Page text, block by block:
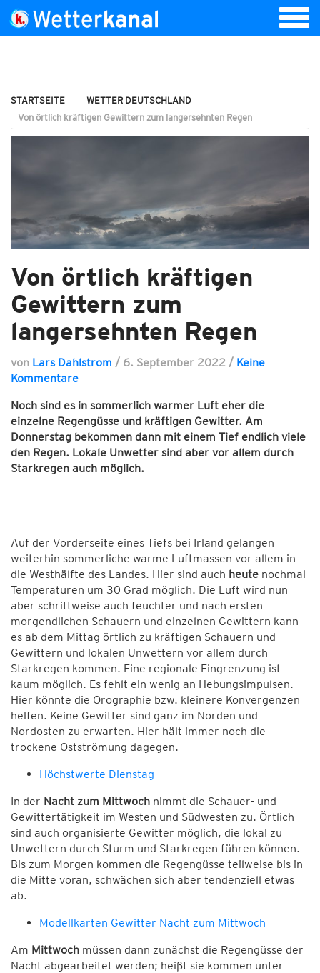
STARTSEITE
WETTER DEUTSCHLAND
Von örtlich kräftigen Gewittern zum langersehnten Regen
Von örtlich kräftigen
Gewittern zum
langersehnten Regen
von Lars Dahlstrom / 6. September 2022 / Keine
Kommentare
Noch sind es in sommerlich warmer Luft eher die
einzelne Regengüsse und kräftigen Gewitter. Am
Donnerstag bekommen dann mit einem Tief endlich viele
den Regen. Lokale Unwetter sind aber vor allem durch
Starkregen auch möglich.
Auf der Vorderseite eines Tiefs bei Irland gelangen
weiterhin sommerliche warme Luftmassen vor allem in
die Westhälfte des Landes. Hier sind auch heute nochmal
Temperaturen um 30 Grad möglich. Die Luft wird nun
aber schrittweise auch feuchter und nach ersten
morgendlichen Schauern und einzelnen Gewittern kann
es ab dem Mittag örtlich zu kräftigen Schauern und
Gewittern und lokalen Unwettern vor allem durch
Starkregen kommen. Eine regionale Eingrenzung ist
kaum möglich. Es fehlt ein wenig an Hebungsimpulsen.
Hier könnte die Orographie bzw. kleinere Konvergenzen
helfen. Keine Gewitter sind ganz im Norden und
Nordosten zu erwarten. Hier hält immer noch die
trockene Ostströmung dagegen.
Höchstwerte Dienstag
In der Nacht zum Mittwoch nimmt die Schauer- und
Gewittertätigkeit im Westen und Südwesten zu. Örtlich
sind auch organisierte Gewitter möglich, die lokal zu
Unwettern durch Sturm und Starkregen führen können.
Bis zum Morgen kommen die Regengüsse teilweise bis in
die Mitte voran, schwächen sich aber tendenziell etwas
ab.
Modellkarten Gewitter Nacht zum Mittwoch
Am Mittwoch müssen dann zunächst die Regengüsse der
Nacht abgearbeitet werden; heißt sie kommen unter